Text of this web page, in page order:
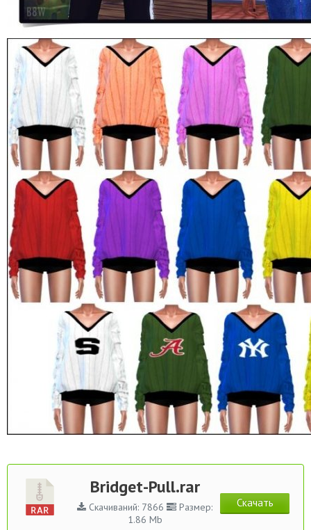
Bridget-Pull.rar
Скачиваний: 7866
Размер:
1.86 Mb
Скачать